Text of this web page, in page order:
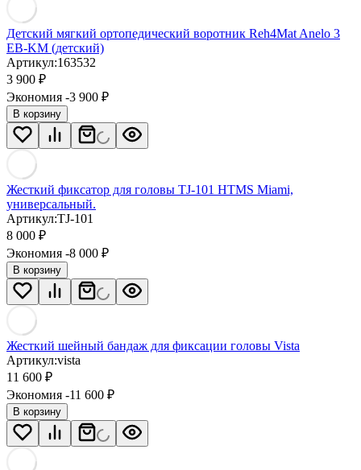
Детский мягкий ортопедический воротник Reh4Mat Anelo 3
EB-KM (детский)
Артикул:163532
3 900 ₽
Экономия -3 900 ₽
В корзину
Жесткий фиксатор для головы TJ-101 HTMS Miami,
универсальный.
Артикул:TJ-101
8 000 ₽
Экономия -8 000 ₽
В корзину
Жесткий шейный бандаж для фиксации головы Vista
Артикул:vista
11 600 ₽
Экономия -11 600 ₽
В корзину